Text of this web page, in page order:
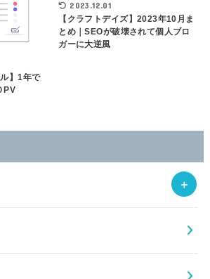
】1年で
PV
2023.12.01
【クラフトデイズ】2023年10月ま
とめ｜SEOが破壊されて個人ブロ
ガーに大逆風